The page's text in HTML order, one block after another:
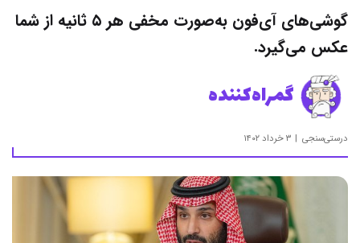
گوشی‌های آی‌فون به‌صورت مخفی هر ۵ ثانیه از شما
عکس می‌گیرد.
گمراه‌کننده
درستی‌سنجی ۳ خرداد ۱۴۰۲